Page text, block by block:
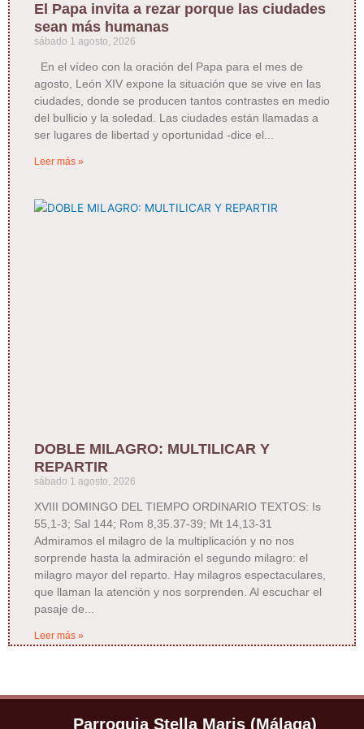
El Papa invita a rezar porque las ciudades
sean más humanas
sábado 1 agosto, 2026
En el vídeo con la oración del Papa para el mes de
agosto, León XIV expone la situación que se vive en las
ciudades, donde se producen tantos contrastes en medio
del bullicio y la soledad. Las ciudades están llamadas a
ser lugares de libertad y oportunidad -dice el
Leer más »
DOBLE MILAGRO: MULTILICAR Y
REPARTIR
sábado 1 agosto, 2026
XVIII DOMINGO DEL TIEMPO ORDINARIO TEXTOS: Is
55,1-3; Sal 144; Rom 8,35.37-39; Mt 14,13-31
Admiramos el milagro de la multiplicación y no nos
sorprende hasta la admiración el segundo milagro: el
milagro mayor del reparto. Hay milagros espectaculares,
que llaman la atención y nos sorprenden. Al escuchar el
pasaje de
Leer más »
Parroquia Stella Maris (Málaga)